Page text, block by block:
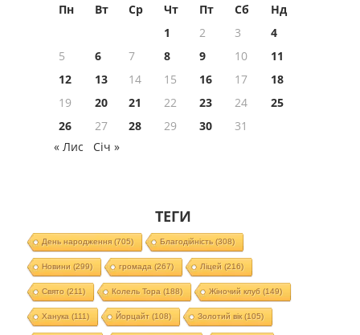
Пн Вт Ср Чт Пт Сб
Нд
1
2 3
4
5
6 7 8 9 10
11
12
13 14 15 16 17
18
19
20 21 22 23 24
25
26
27 28 29 30
31
« Лис
Січ »
ТЕГИ
День народження(705) Благодійність (308)
Новини (299) громада (267) Ліцей (216)
Свято (211) Колель Тора (188) Жіночий клуб (149)
Ханука (111) Йорцайт (108) Золотий вік(105)